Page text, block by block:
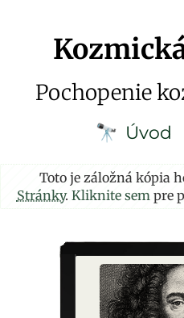
Pochopenie
🔭 Úvod
Toto je záložná kópia
Stránky. Kliknite sempre